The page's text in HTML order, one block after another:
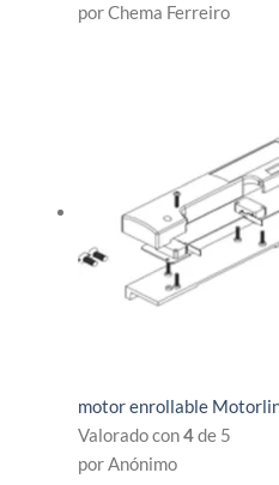
por Chema Ferreiro
motor enrollable
Valorado con4de 5
por Anónimo